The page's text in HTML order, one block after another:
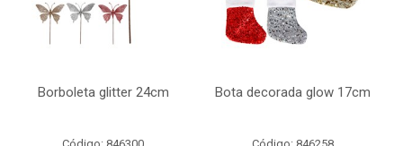
Borboleta glitter 24cm Bota decorada glow 17cm